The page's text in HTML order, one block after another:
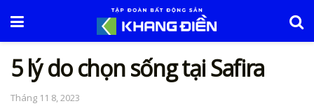
5 lý do chọn sống tại Safira
Tháng 11 8, 2023